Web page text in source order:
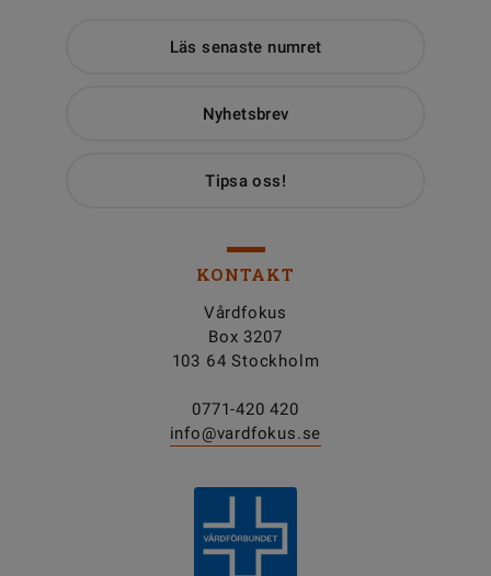
Läs senaste numret
Nyhetsbrev
Tipsa oss!
KONTAKT
Vårdfokus
Box 3207
103 64 Stockholm
0771-420 420
info@vardfokus.se